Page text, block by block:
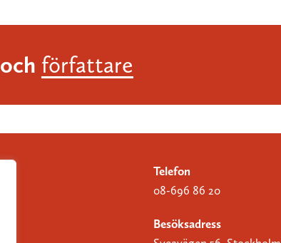
och författare
Telefon
08-696 86 20
Besöksadress